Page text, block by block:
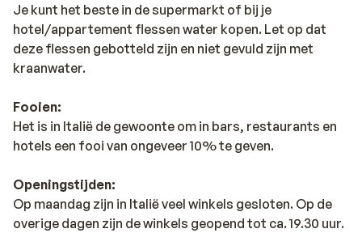
Je kunt het beste in de supermarkt of bij je
hotel/appartement flessen water kopen. Let op dat
deze flessen gebotteld zijn en niet gevuld zijn met
kraanwater.
Fooien:
Het is in Italië de gewoonte om in bars, restaurants en
hotels een fooi van ongeveer 10% te geven.
Openingstijden:
Op maandag zijn in Italië veel winkels gesloten. Op de
overige dagen zijn de winkels geopend tot ca. 19.30 uur.